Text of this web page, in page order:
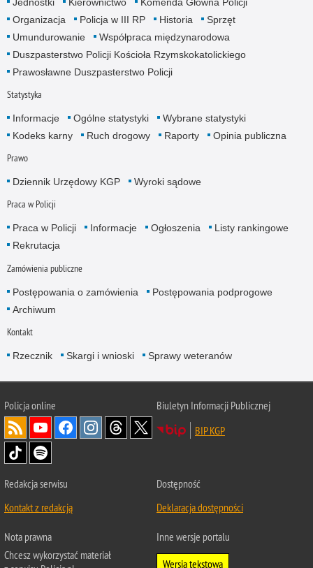
Organizacja
Policja w III RP Historia
Sprzęt
Umundurowanie
Współpraca międzynarodowa
Duszpasterstwo Policji Kościoła Rzymskokatolickiego
Prawosławne Duszpasterstwo Policji
Statystyka
Informacje Ogólne statystyki
Wybrane statystyki
Kodeks karny
Ruch drogowy Raporty Opinia publiczna
Prawo
Dziennik Urzędowy KGP Wyroki sądowe
Praca w Policji
Praca w Policji Informacje Ogłoszenia
Listy rankingowe
Rekrutacja
Zamówienia publiczne
Postępowania o zamówienia
Postępowania podprogowe
Archiwum
Kontakt
Rzecznik Skargi i wnioski Sprawy weteranów
Policjaonline
Biuletyn Informacji Publicznej
BIP KGP
Redakcja serwisu
Kontakt z redakcją
Dostępność
Deklaracja dostępności
Nota prawna
Chcesz wykorzystać materiał
Inne wersje portalu
Wersja tekstowa